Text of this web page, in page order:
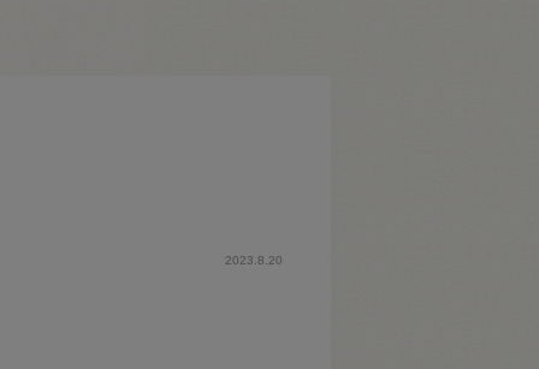
2023.8.20